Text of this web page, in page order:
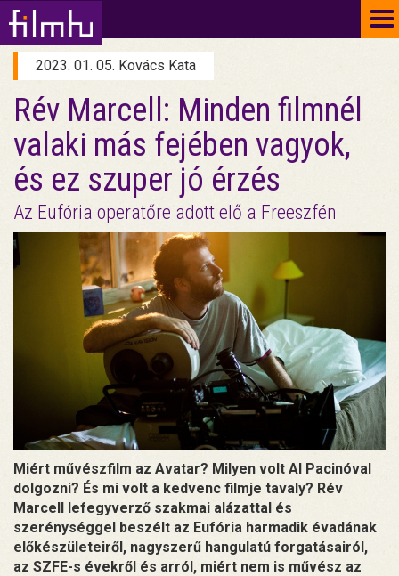
2023. 01. 05. Kovács Kata
Rév Marcell: Minden filmnél
valaki más fejében vagyok,
és ez szuper jó érzés
Az Eufória operatőre adott elő a Freeszfén
Miért művészfilm az Avatar? Milyen volt Al Pacinóval
dolgozni? És mi volt a kedvenc filmje tavaly? Rév
Marcell lefegyverző szakmai alázattal és
szerénységgel beszélt az Eufória harmadik évadának
előkészületeiről, nagyszerű hangulatú forgatásairól,
az SZFE-s évekről és arról, miért nem is művész az